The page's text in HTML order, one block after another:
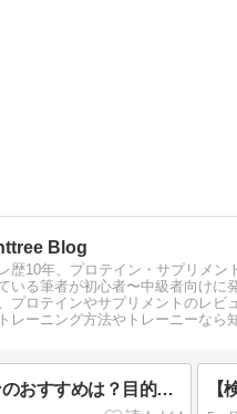
Blog
歴10年、プロテイン・サプリメン
いる筆者が初心者〜中級者向けに
プロテインやサプリメントのレビ
レーニング方法やトレーニーなら
ナイトプロテインのおすすめは？目的別サプリの選び方を徹底解説